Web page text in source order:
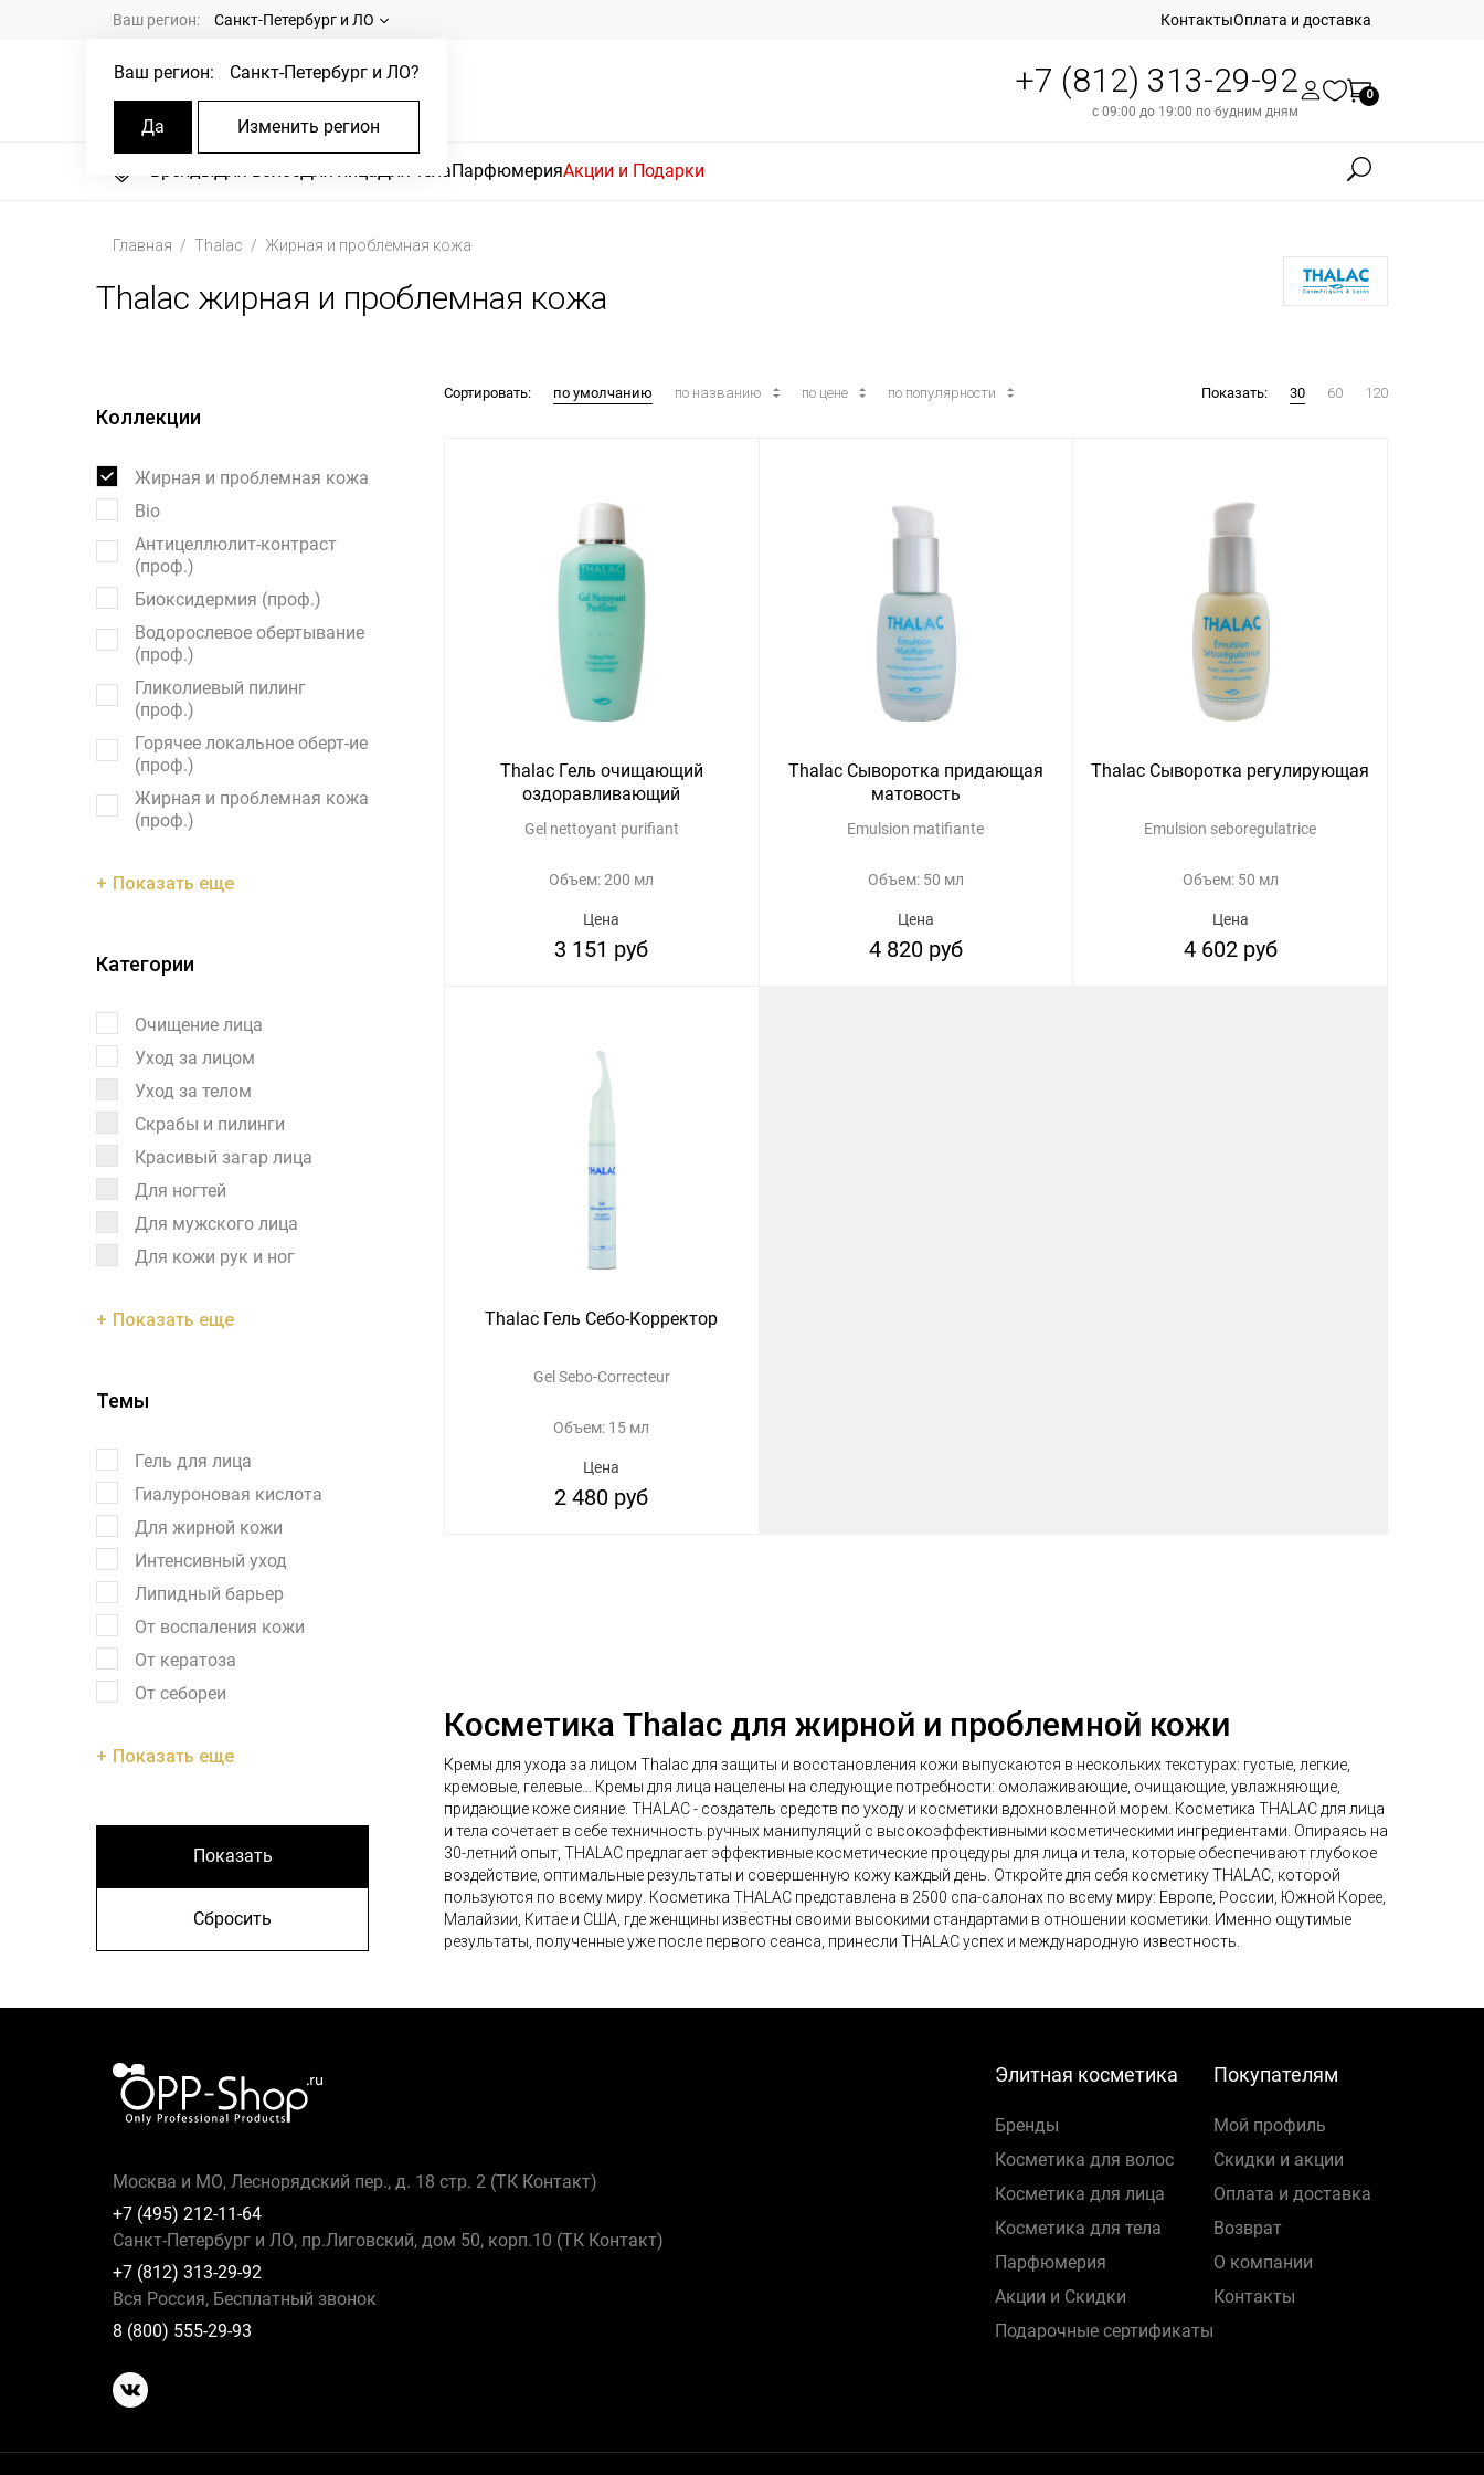
Ваш регион: Санкт-Петербург и ЛО
Ваш регион: Санкт-Петербург и ЛО?
Да Изменить регион
КонтактыОплата и доставка
+7 (812) 313-29-92
с 09:00 до 19:00 по будним дням
0
БрендыДля волосДля лицаДля телаПарфюмерияАкции и Подарки
Главная Thalac Жирная и проблемная кожа
Thalac жирная и проблемная кожа
Коллекции
Жирная и проблемная кожа
Bio
Антицеллюлит-контраст
(проф.)
Биоксидермия (проф.)
Водорослевое обертывание
(проф.)
Гликолиевый пилинг
(проф.)
Горячее локальное оберт-ие
(проф.)
Жирная и проблемная кожа
(проф.)
Показать еще
Категории
Очищение лица
Уход за лицом
Уход за телом
Скрабы и пилинги
Красивый загар лица
Для ногтей
Для мужского лица
Для кожи рук и ног
Показать еще
Темы
Гель для лица
Гиалуроновая кислота
Для жирной кожи
Интенсивный уход
Липидный барьер
От воспаления кожи
От кератоза
От себореи
Показать еще
Показать
Сбросить
Сортировать: по умолчанию по названию по цене по популярности Показать: 30 60 120
Thalac Гель очищающий
оздоравливающий
Gel nettoyant purifiant
Объем: 200 мл
Цена
3 151 руб
Thalac Сыворотка придающая
матовость
Emulsion matifiante
Объем: 50 мл
Цена
4 820 руб
Thalac Сыворотка регулирующая
Emulsion seboregulatrice
Объем: 50 мл
Цена
4 602 руб
Thalac Гель Себо-Корректор
Gel Sebo-Correcteur
Объем: 15 мл
Цена
2 480 руб
Косметика Thalac для жирной и проблемной кожи
Кремы для ухода за лицом Thalac для защиты и восстановления кожи выпускаются в нескольких текстурах: густые, легкие,
кремовые, гелевые… Кремы для лица нацелены на следующие потребности: омолаживающие, очищающие, увлажняющие,
придающие коже сияние. THALAC - создатель средств по уходу и косметики вдохновленной морем. Косметика THALAC для лица
и тела сочетает в себе техничность ручных манипуляций с высокоэффективными косметическими ингредиентами. Опираясь на
30-летний опыт, THALAC предлагает эффективные косметические процедуры для лица и тела, которые обеспечивают глубокое
воздействие, оптимальные результаты и совершенную кожу каждый день. Откройте для себя косметику THALAC, которой
пользуются по всему миру. Косметика THALAC представлена в 2500 спа-салонах по всему миру: Европе, России, Южной Корее,
Малайзии, Китае и США, где женщины известны своими высокими стандартами в отношении косметики. Именно ощутимые
результаты, полученные уже после первого сеанса, принесли THALAC успех и международную известность.
Москва и МО, Леснорядский пер., д. 18 стр. 2 (ТК Контакт)
+7 (495) 212-11-64
Санкт-Петербург и ЛО, пр.Лиговский, дом 50, корп.10 (ТК Контакт)
+7 (812) 313-29-92
Вся Россия, Бесплатный звонок
8 (800) 555-29-93
Элитная косметика
Бренды
Косметика для волос
Косметика для лица
Косметика для тела
Парфюмерия
Акции и Скидки
Подарочные сертификаты
Покупателям
Мой профиль
Скидки и акции
Оплата и доставка
Возврат
О компании
Контакты